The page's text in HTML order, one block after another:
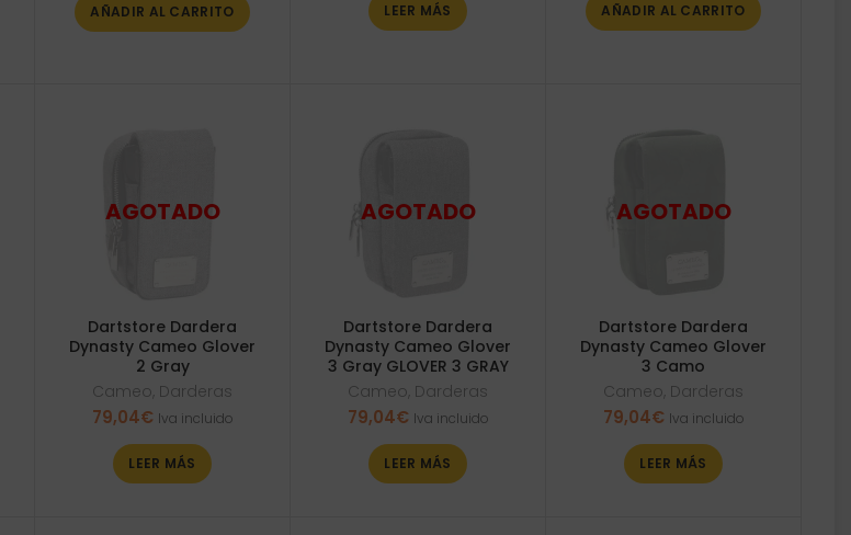
AÑADIR AL CARRITO LEER MÁS AÑADIR AL CARRITO
Dartstore Dardera
Dynasty Cameo Glover
2 Gray
Cameo, Darderas
79,04€ Iva incluido
LEER MÁS
Dartstore Dardera
Dynasty Cameo Glover
3 Gray GLOVER 3 GRAY
Cameo, Darderas
79,04€ Iva incluido
LEER MÁS
Dartstore Dardera
Dynasty Cameo Glover
3 Camo
Cameo, Darderas
79,04€ Iva incluido
LEER MÁS